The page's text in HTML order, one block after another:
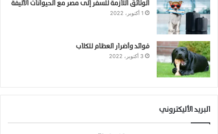
الوثائق اللازمة للسفر إلى مصر مع الحيوانات الأليفة
1 أكتوبر، 2022
فوائد وأضرار العظام للكلاب
3 أكتوبر، 2022
البريد الأليكتروني